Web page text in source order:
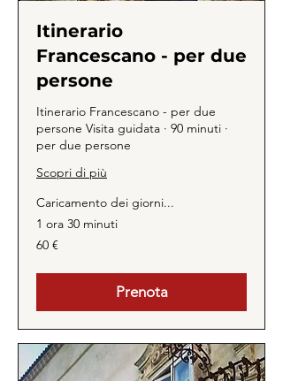
Itinerario
Francescano - per due
persone
Itinerario Francescano - per due
persone Visita guidata · 90 minuti ·
per due persone
Scopri di più
Caricamento dei giorni...
1 ora 30 minuti
60
euro
60 €
Prenota